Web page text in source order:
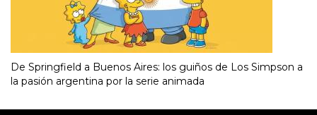
De Springfield a Buenos Aires: los guiños de Los Simpson a
la pasión argentina por la serie animada